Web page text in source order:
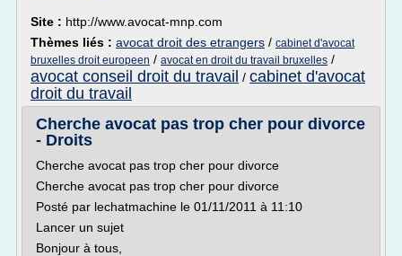
Site : http://www.avocat-mnp.com
Thèmes liés : avocat droit des etrangers / cabinet d'avocat
bruxelles droit europeen / avocat en droit du travail bruxelles /
avocat conseil droit du travail / cabinet d'avocat
droit du travail
Cherche avocat pas trop cher pour divorce
- Droits
Cherche avocat pas trop cher pour divorce
Cherche avocat pas trop cher pour divorce
Posté par lechatmachine le 01/11/2011 à 11:10
Lancer un sujet
Bonjour à tous,